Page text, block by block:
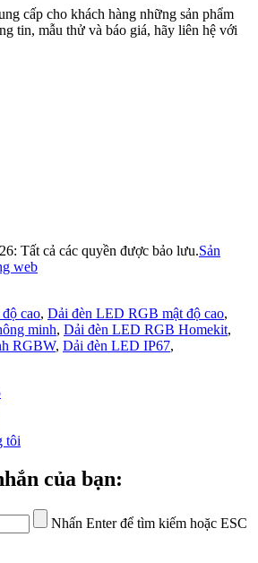
cấp cho khách hàng những sản phẩm
tin, mẫu thử và báo giá, hãy liên hệ với
Tất cả các quyền được bảo lưu.Sản
web
cao, Dải đèn LED RGB mật độ cao,
minh, Dải đèn LED RGB Homekit,
RGBW, Dải đèn LED IP67,
tôi
của bạn:
Nhấn Enter để tìm kiếm hoặc ESC